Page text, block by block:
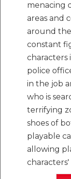
menacing
areas and
around
constant
characters
police
in the job
who is
terrifying
shoes of
playable
allowing